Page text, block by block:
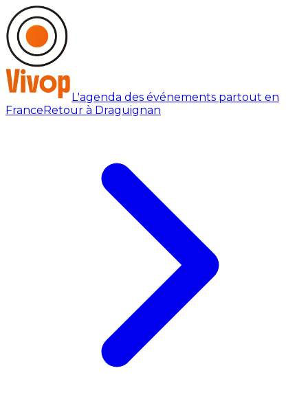
L'agenda des événements partout en
FranceRetour à Draguignan